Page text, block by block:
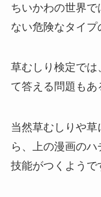
ちいかわの世界
ない危険なタイプ
草むしり検定で
て答える問題もあ
当然草むしりや
ら、上の漫画の
技能がつくようで